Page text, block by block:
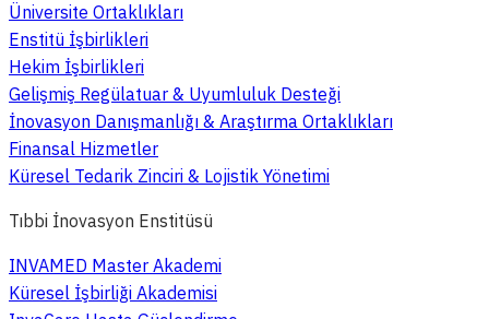
Üniversite Ortaklıkları
Enstitü İşbirlikleri
Hekim İşbirlikleri
Gelişmiş Regülatuar & Uyumluluk Desteği
İnovasyon Danışmanlığı & Araştırma Ortaklıkları
Finansal Hizmetler
Küresel Tedarik Zinciri & Lojistik Yönetimi
Tıbbi İnovasyon Enstitüsü
INVAMED Master Akademi
Küresel İşbirliği Akademisi